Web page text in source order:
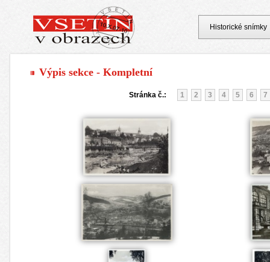
Výpis sekce - Kompletní
Stránka č.: 1 2 3 4 5 6 7
Historické snímky